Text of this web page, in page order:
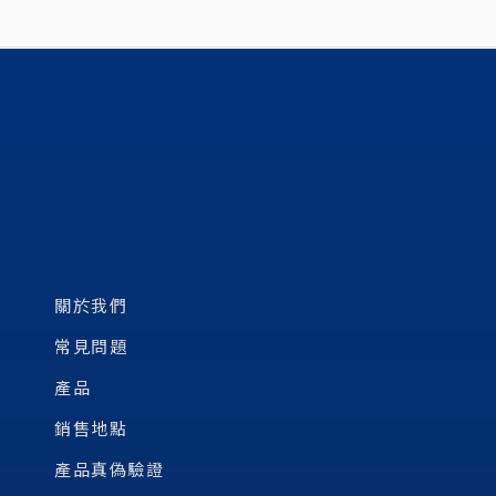
關於我們
常見問題
產品
銷售地點
產品真偽驗證